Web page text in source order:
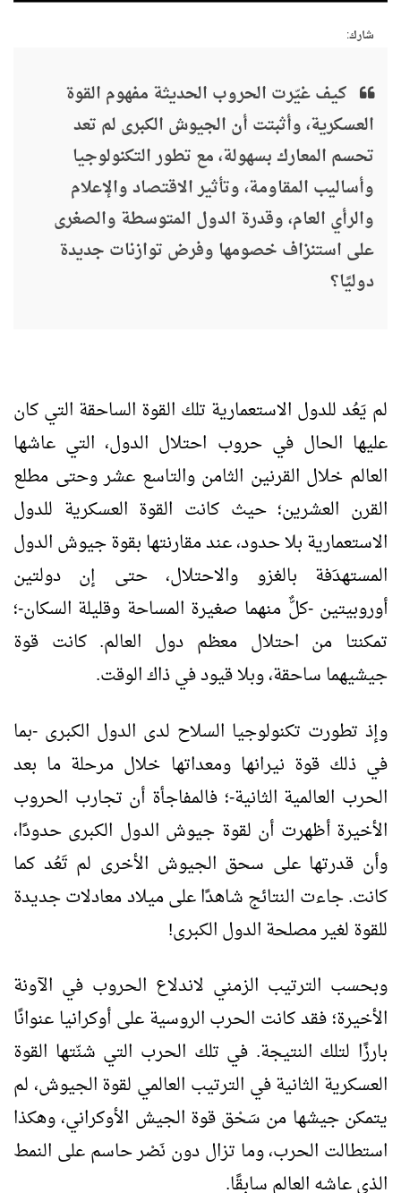
شارك:
كيف غيّرت الحروب الحديثة مفهوم القوة
العسكرية، وأثبتت أن الجيوش الكبرى لم تعد
تحسم المعارك بسهولة، مع تطور التكنولوجيا
وأساليب المقاومة، وتأثير الاقتصاد والإعلام
والرأي العام، وقدرة الدول المتوسطة والصغرى
على استنزاف خصومها وفرض توازنات جديدة
دوليًا؟
لم يَعُد للدول الاستعمارية تلك القوة الساحقة التي كان
عليها الحال في حروب احتلال الدول، التي عاشها
العالم خلال القرنين الثامن والتاسع عشر وحتى مطلع
القرن العشرين؛ حيث كانت القوة العسكرية للدول
الاستعمارية بلا حدود، عند مقارنتها بقوة جيوش الدول
المستهدَفة بالغزو والاحتلال، حتى إن دولتين
أوروبيتين -كلٌّ منهما صغيرة المساحة وقليلة السكان-؛
تمكنتا من احتلال معظم دول العالم. كانت قوة
جيشيهما ساحقة، وبلا قيود في ذاك الوقت.
وإذ تطورت تكنولوجيا السلاح لدى الدول الكبرى -بما
في ذلك قوة نيرانها ومعداتها خلال مرحلة ما بعد
الحرب العالمية الثانية-؛ فالمفاجأة أن تجارب الحروب
الأخيرة أظهرت أن لقوة جيوش الدول الكبرى حدودًا،
وأن قدرتها على سحق الجيوش الأخرى لم تَعُد كما
كانت. جاءت النتائج شاهدًا على ميلاد معادلات جديدة
للقوة لغير مصلحة الدول الكبرى!
وبحسب الترتيب الزمني لاندلاع الحروب في الآونة
الأخيرة؛ فقد كانت الحرب الروسية على أوكرانيا عنوانًا
بارزًا لتلك النتيجة. في تلك الحرب التي شنّتها القوة
العسكرية الثانية في الترتيب العالمي لقوة الجيوش، لم
يتمكن جيشها من سَحْق قوة الجيش الأوكراني، وهكذا
استطالت الحرب، وما تزال دون نَصْر حاسم على النمط
الذي عاشه العالم سابقًا.